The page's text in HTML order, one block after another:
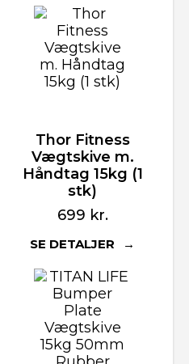
Thor Fitness
Vægtskive m.
Håndtag 15kg (1
stk)
699 kr.
SE DETALJER